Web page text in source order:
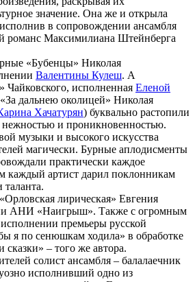
значение. Она же и открыла
в сопровождении ансамбля
романс Максимилиана Штейнберга
«Бубенцы» Николая
Валентины Кулеш. А
Чайковского, исполненная Еленой
дальнею околицей» Николая
Хачатурян) буквально растопили
нежностью и проникновенностью.
музыки и высокого искусства
магически. Бурные аплодисменты
практически каждое
каждый артист дарил поклонникам
лирическая» Евгения
АНИ «Наигрыш». Также с огромным
премьеры русской
я по сенюшкам ходила» в обработке
– того же автора.
солист ансамбля – балалаечник
исполнивший одно из